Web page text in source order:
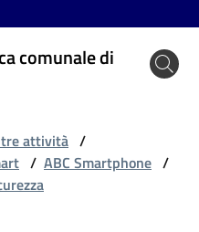
comunale di
attività /
/ ABC Smartphone /